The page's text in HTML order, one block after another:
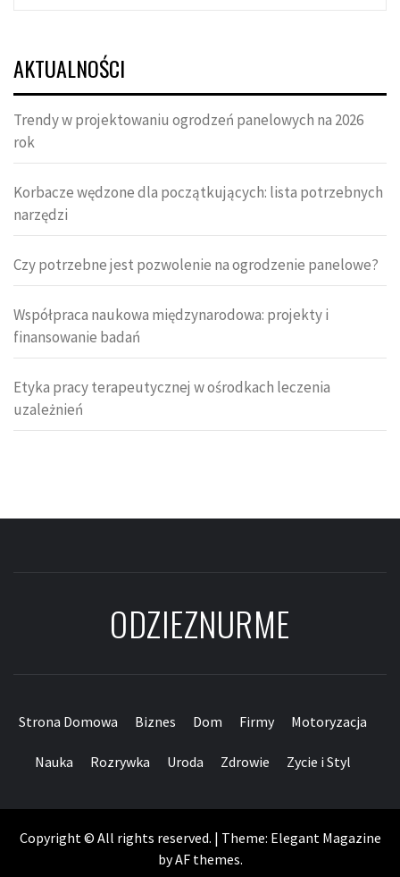
AKTUALNOŚCI
Trendy w projektowaniu ogrodzeń panelowych na 2026
rok
Korbacze wędzone dla początkujących: lista potrzebnych
narzędzi
Czy potrzebne jest pozwolenie na ogrodzenie panelowe?
Współpraca naukowa międzynarodowa: projekty i
finansowanie badań
Etyka pracy terapeutycznej w ośrodkach leczenia
uzależnień
ODZIEZNURME
Strona Domowa Biznes Dom Firmy Motoryzacja
Nauka Rozrywka Uroda Zdrowie Zycie i Styl
Copyright © All rights reserved. | Theme: Elegant Magazine
byAF themes.